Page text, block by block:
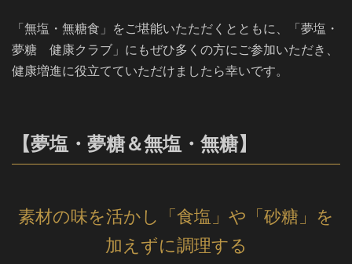
「無塩・無糖食」をご堪能いたただくとともに、「夢塩・
夢糖 健康クラブ」にもぜひ多くの方にご参加いただき、
健康増進に役立てていただけましたら幸いです。
【夢塩・夢糖＆無塩・無糖】
素材の味を活かし「食塩」や「砂糖」を
加えずに調理する